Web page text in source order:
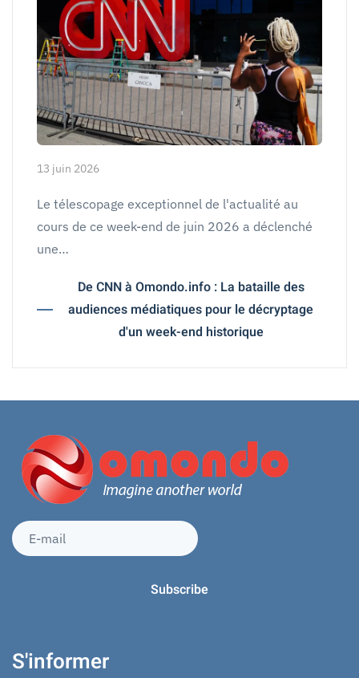
13 juin 2026
Le télescopage exceptionnel de l'actualité au
cours de ce week-end de juin 2026 a déclenché
une…
De CNN à Omondo.info : La bataille des
audiences médiatiques pour le décryptage
d'un week-end historique
S'informer